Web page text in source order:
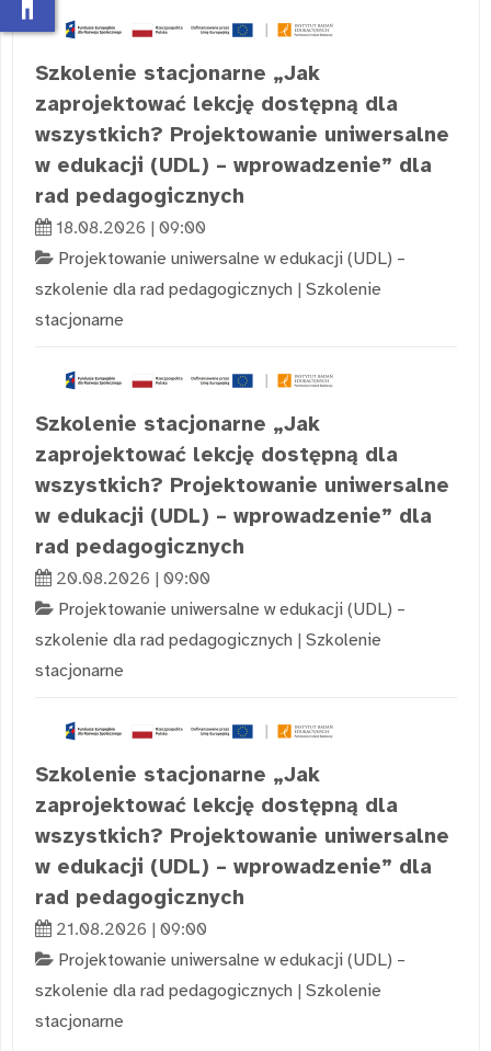
Szkolenie stacjonarne „Jak
zaprojektować lekcję dostępną dla
wszystkich? Projektowanie uniwersalne
w edukacji (UDL) – wprowadzenie” dla
rad pedagogicznych
18.08.2026 | 09:00
Projektowanie uniwersalne w edukacji (UDL) –
szkolenie dla rad pedagogicznych | Szkolenie
stacjonarne
Szkolenie stacjonarne „Jak
zaprojektować lekcję dostępną dla
wszystkich? Projektowanie uniwersalne
w edukacji (UDL) – wprowadzenie” dla
rad pedagogicznych
20.08.2026 | 09:00
Projektowanie uniwersalne w edukacji (UDL) –
szkolenie dla rad pedagogicznych | Szkolenie
stacjonarne
Szkolenie stacjonarne „Jak
zaprojektować lekcję dostępną dla
wszystkich? Projektowanie uniwersalne
w edukacji (UDL) – wprowadzenie” dla
rad pedagogicznych
21.08.2026 | 09:00
Projektowanie uniwersalne w edukacji (UDL) –
szkolenie dla rad pedagogicznych | Szkolenie
stacjonarne